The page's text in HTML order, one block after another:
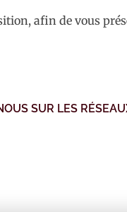
afin de vous
SUR LES